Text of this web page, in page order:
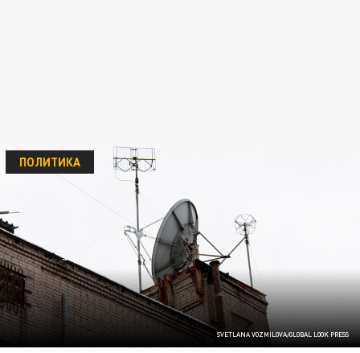
SVETLANA VOZMILOVA/GLOBAL LOOK PRESS
ПОЛИТИКА